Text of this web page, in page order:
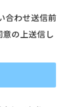
合わせ送信前
の上送信し